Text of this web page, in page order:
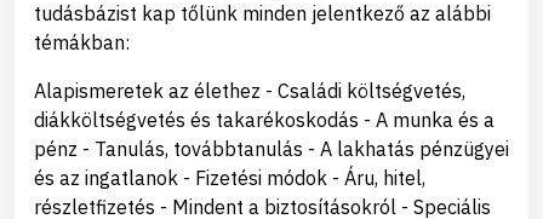
tudásbázist kap tőlünk minden jelentkező az alábbi
témákban:
Alapismeretek az élethez - Családi költségvetés,
diákköltségvetés és takarékoskodás - A munka és a
pénz - Tanulás, továbbtanulás - A lakhatás pénzügyei
és az ingatlanok - Fizetési módok - Áru, hitel,
részletfizetés - Mindent a biztosításokról - Speciális